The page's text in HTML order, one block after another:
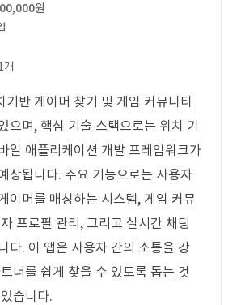
원
개
기반 게이머 찾기 및 게임 커뮤니티
으며, 핵심 기술 스택으로는 위치 기
일 애플리케이션 개발 프레임워크가
상됩니다. 주요 기능으로는 사용자
이머를 매칭하는 시스템, 게임 커뮤
프로필 관리, 그리고 실시간 채팅
다. 이 앱은 사용자 간의 소통을 강
너를 쉽게 찾을 수 있도록 돕는 것
습니다.